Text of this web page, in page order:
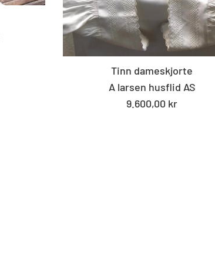
Tinn dameskjorte
A larsen husflid AS
Standard
9.600,00 kr